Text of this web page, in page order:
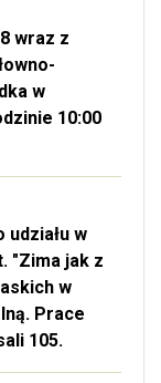
wraz z
w
10:00
w
"Zima jak z
w
Prace
105.